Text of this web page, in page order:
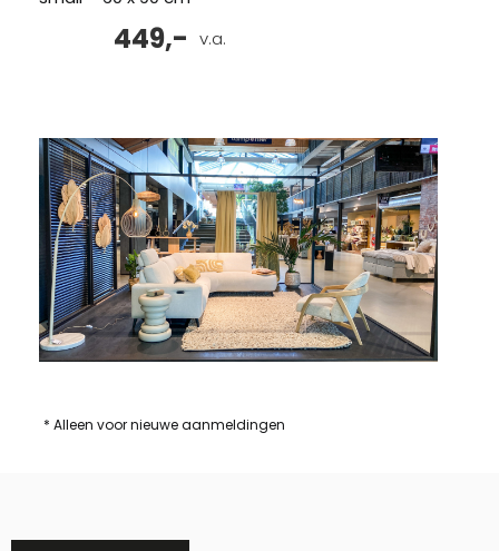
v.a.
449,-
* Alleen voor nieuwe aanmeldingen